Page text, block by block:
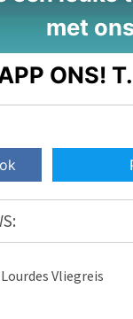
met
ONS! T.
Vliegreis